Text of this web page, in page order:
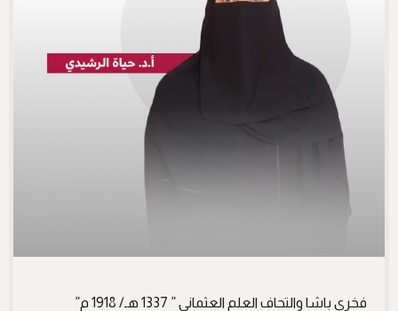
فخري باشا والتحاف العلم العثماني ” 1337 هـ/ 1918 م”